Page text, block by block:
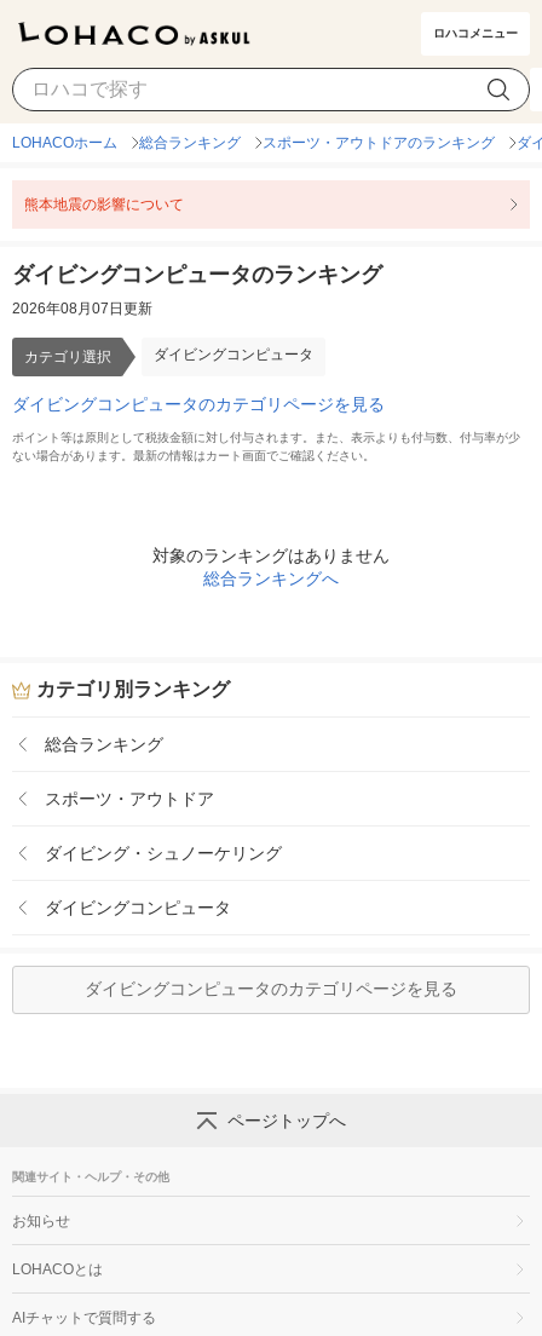
ロハコメニュー
ダイビングコンピュータ カテゴリ選択
LOHACOホーム 総合ランキング スポーツ・アウトドアのランキング ダ
熊本地震の影響について
ダイビングコンピュータのランキング
2026年08月07日更新
カテゴリ選択 ダイビングコンピュータ
ダイビングコンピュータのカテゴリページを見る
ポイント等は原則として税抜金額に対し付与されます。また、表示よりも付与数、付与率が少
ない場合があります。最新の情報はカート画面でご確認ください。
対象のランキングはありません
総合ランキングへ
カテゴリ別ランキング
総合ランキング
スポーツ・アウトドア
ダイビング・シュノーケリング
ダイビングコンピュータ
ダイビングコンピュータのカテゴリページを見る
ページトップへ
関連サイト・ヘルプ・その他
お知らせ
LOHACOとは
AIチャットで質問する